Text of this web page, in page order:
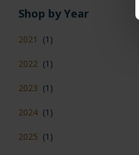
Shop by Year
2021 (1)
2022 (1)
2023 (1)
2024 (1)
2025 (1)